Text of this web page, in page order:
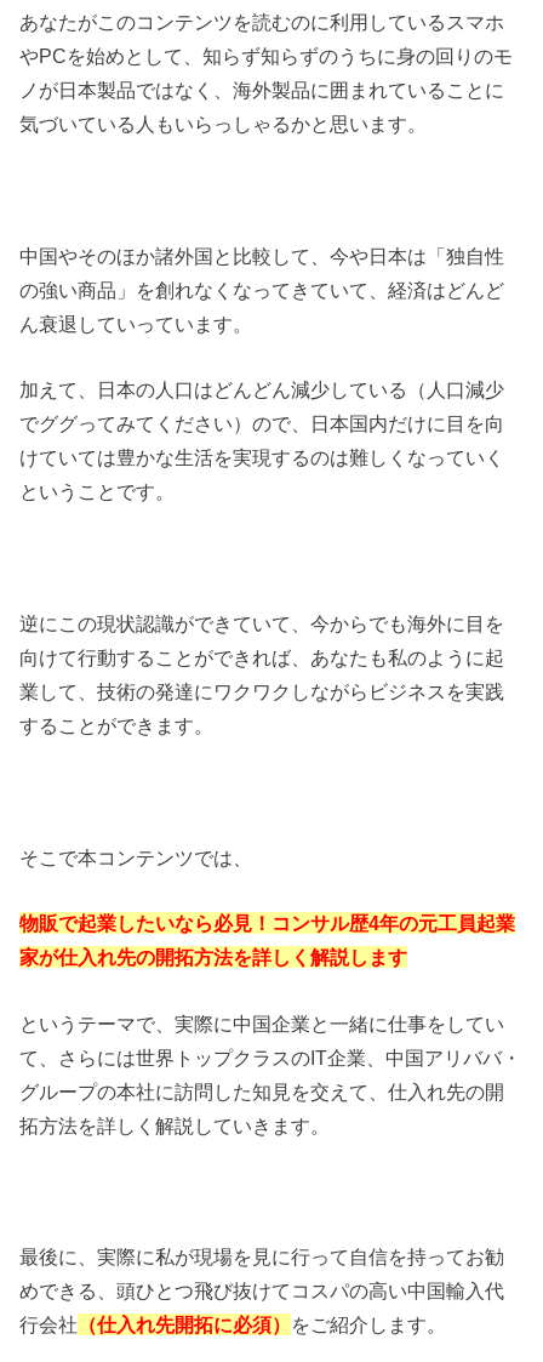
あなたがこのコンテンツを読むのに利用しているスマホ
やPCを始めとして、知らず知らずのうちに身の回りのモ
ノが日本製品ではなく、海外製品に囲まれていることに
気づいている人もいらっしゃるかと思います。
中国やそのほか諸外国と比較して、今や日本は「独自性
の強い商品」を創れなくなってきていて、経済はどんど
ん衰退していっています。
加えて、日本の人口はどんどん減少している（人口減少
でググってみてください）ので、日本国内だけに目を向
けていては豊かな生活を実現するのは難しくなっていく
ということです。
逆にこの現状認識ができていて、今からでも海外に目を
向けて行動することができれば、あなたも私のように起
業して、技術の発達にワクワクしながらビジネスを実践
することができます。
そこで本コンテンツでは、
物販で起業したいなら必見！コンサル歴4年の元工員起業
家が仕入れ先の開拓方法を詳しく解説します
というテーマで、実際に中国企業と一緒に仕事をしてい
て、さらには世界トップクラスのIT企業、中国アリババ・
グループの本社に訪問した知見を交えて、仕入れ先の開
拓方法を詳しく解説していきます。
最後に、実際に私が現場を見に行って自信を持ってお勧
めできる、頭ひとつ飛び抜けてコスパの高い中国輸入代
行会社 （仕入れ先開拓に必須） をご紹介します。